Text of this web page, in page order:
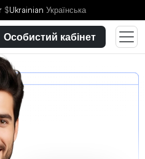
$Ukrainian Українська
Особистий кабінет